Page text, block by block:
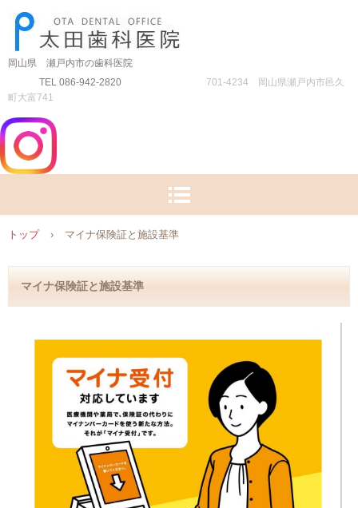
岡山県 瀬戸内市の歯科医院
TEL 086-942-2820
701-4234 岡山県瀬戸内市邑久
町大富741
トップ › マイナ保険証と施設基準
マイナ保険証と施設基準